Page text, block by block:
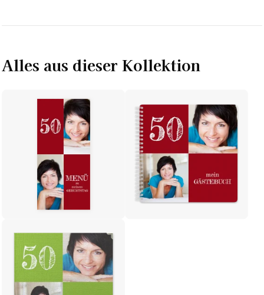
Alles aus dieser Kollektion